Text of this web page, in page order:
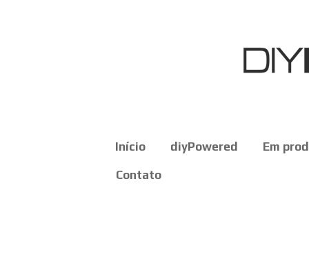
Início diyPowered Em
Contato